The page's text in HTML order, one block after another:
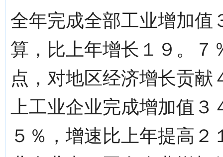
全年完成全部工业增加值
算，比上年增长１９。７
点，对地区经济增长贡
上工业企业完成增加值
５％，增速比上年提高